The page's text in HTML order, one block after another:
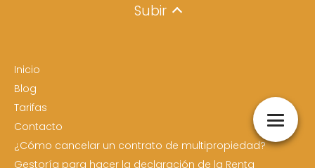
Subir
Inicio
Blog
Tarifas
Contacto
¿Cómo cancelar un contrato de multipropiedad?
Gestoría para hacer la declaración de la Renta